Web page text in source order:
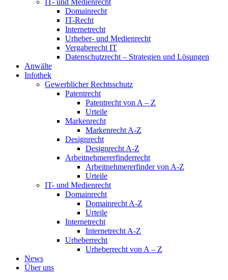
IT- und Medienrecht
Domainrecht
IT-Recht
Internetrecht
Urheber- und Medienrecht
Vergaberecht IT
Datenschutzrecht – Strategien und Lösungen
Anwälte
Infothek
Gewerblicher Rechtsschutz
Patentrecht
Patentrecht von A – Z
Urteile
Markenrecht
Markenrecht A-Z
Designrecht
Designrecht A-Z
Arbeitnehmererfinderrecht
Arbeitnehmererfinder von A-Z
Urteile
IT- und Medienrecht
Domainrecht
Domainrecht A-Z
Urteile
Internetrecht
Internetrecht A-Z
Urheberrecht
Urheberrecht von A – Z
News
Über uns